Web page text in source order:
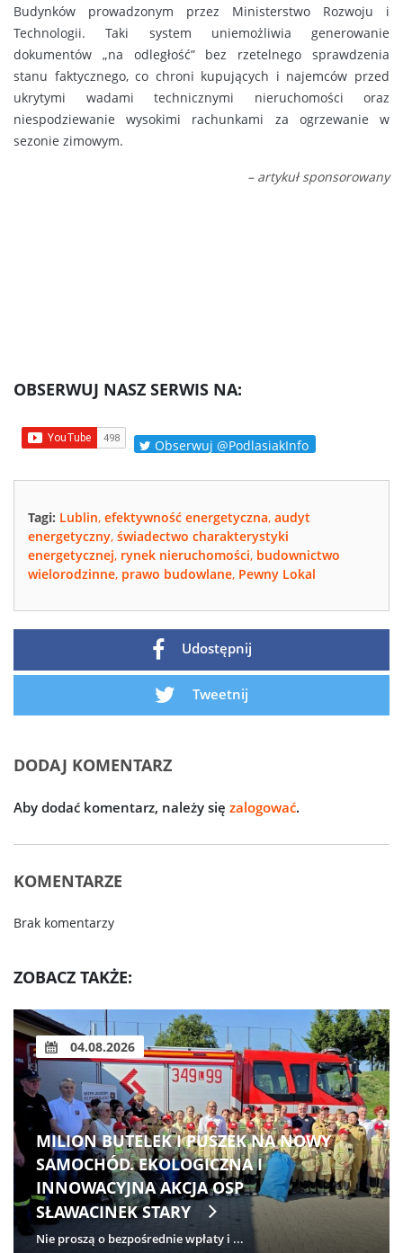
Budynków prowadzonym przez Ministerstwo Rozwoju i
Technologii. Taki system uniemożliwia generowanie
dokumentów „na odległość” bez rzetelnego sprawdzenia
stanu faktycznego, co chroni kupujących i najemców przed
ukrytymi wadami technicznymi nieruchomości oraz
niespodziewanie wysokimi rachunkami za ogrzewanie w
sezonie zimowym.
– artykuł sponsorowany
OBSERWUJ NASZ SERWIS NA:
Obserwuj @PodlasiakInfo
Tagi: Lublin, efektywność energetyczna, audyt
energetyczny, świadectwo charakterystyki
energetycznej, rynek nieruchomości, budownictwo
wielorodzinne, prawo budowlane, Pewny Lokal
Udostępnij
Tweetnij
DODAJ KOMENTARZ
Aby dodać komentarz, należy się zalogować.
KOMENTARZE
Brak komentarzy
ZOBACZ TAKŻE:
04.08.2026
MILION BUTELEK I PUSZEK NA NOWY
SAMOCHÓD. EKOLOGICZNA I
INNOWACYJNA AKCJA OSP
SŁAWACINEK STARY
Nie proszą o bezpośrednie wpłaty i ...